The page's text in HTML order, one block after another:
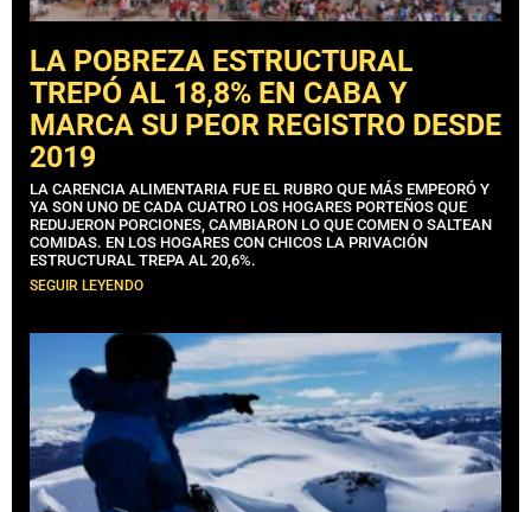
LA POBREZA ESTRUCTURAL
TREPÓ AL 18,8% EN CABA Y
MARCA SU PEOR REGISTRO DESDE
2019
LA CARENCIA ALIMENTARIA FUE EL RUBRO QUE MÁS EMPEORÓ Y
YA SON UNO DE CADA CUATRO LOS HOGARES PORTEÑOS QUE
REDUJERON PORCIONES, CAMBIARON LO QUE COMEN O SALTEAN
COMIDAS. EN LOS HOGARES CON CHICOS LA PRIVACIÓN
ESTRUCTURAL TREPA AL 20,6%.
SEGUIR LEYENDO